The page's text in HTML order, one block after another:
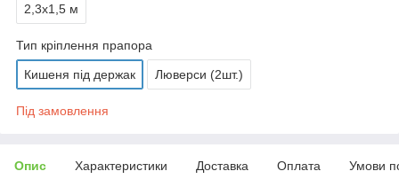
2,3х1,5 м
Тип кріплення прапора
Кишеня під держак Люверси (2шт.)
Під замовлення
Опис Характеристики Доставка Оплата Умови